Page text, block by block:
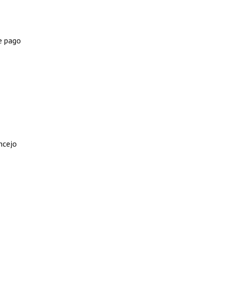
pago